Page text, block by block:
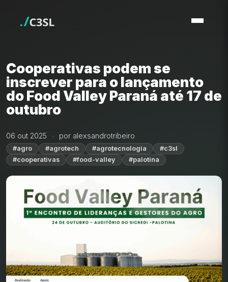
Cooperativas podem se
inscrever para o lançamento
do Food Valley Paraná até 17 de
outubro
06 out 2025 por alexsandrotribeiro
#agro #agrotech #agrotecnologia
#c3sl
#cooperativas
#food-valley #palotina